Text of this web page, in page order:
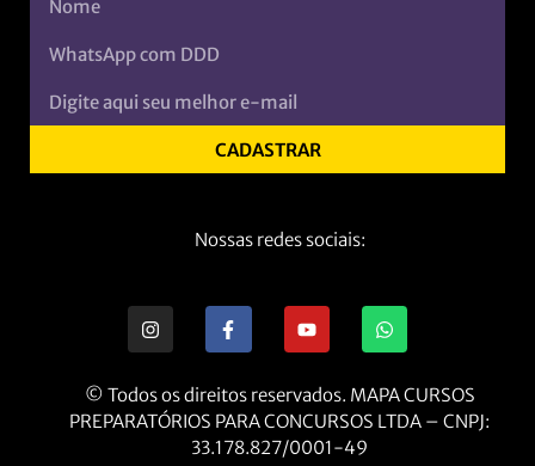
CADASTRAR
Nossas redes sociais:
© Todos os direitos reservados. MAPA CURSOS
PREPARATÓRIOS PARA CONCURSOS LTDA – CNPJ:
33.178.827/0001-49